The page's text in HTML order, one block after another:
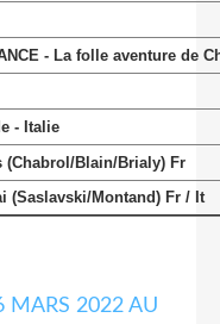
- La folle aventure de
- Italie
(Chabrol/Blain/Brialy) Fr
(Saslavski/Montand) Fr / It